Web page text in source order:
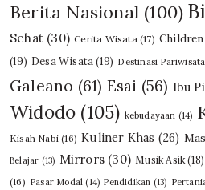
Berita Nasional (100)
Sehat (30) Cerita Wisata(17)
(19) Desa Wisata (19) Destinasi Pariwisata
Galeano (61) Esai (56) Ibu
Widodo (105) kebudayaan (14)
Kisah Nabi (16) Kuliner Khas (26)
Belajar (13) Mirrors (30) Musik Asik(18)
(16) Pasar Modal (14) Pendidikan (13)